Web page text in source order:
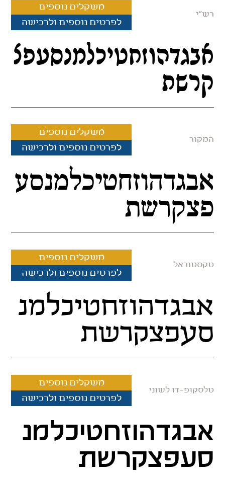
רש"י
משקלים נוספים
לפרטים נוספים ולרכישה
אבגדהוזחטיכלמנסעפצ
קרשת
המקור
משקלים נוספים
לפרטים נוספים ולרכישה
אבגדהוזחטיכלמנסע
פצקרשת
טקסטוראל
משקלים נוספים
לפרטים נוספים ולרכישה
אבגדהוזחטיכלמנ
סעפצקרשת
טלסקופ-דו לשוני
משקלים נוספים
לפרטים נוספים ולרכישה
אבגדהוזחטיכלמנ
סעפצקרשת